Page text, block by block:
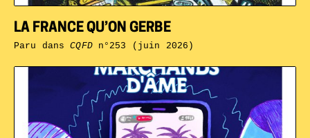
LA FRANCE QU’ON GERBE
Paru dansCQFDn°253 (juin 2026)